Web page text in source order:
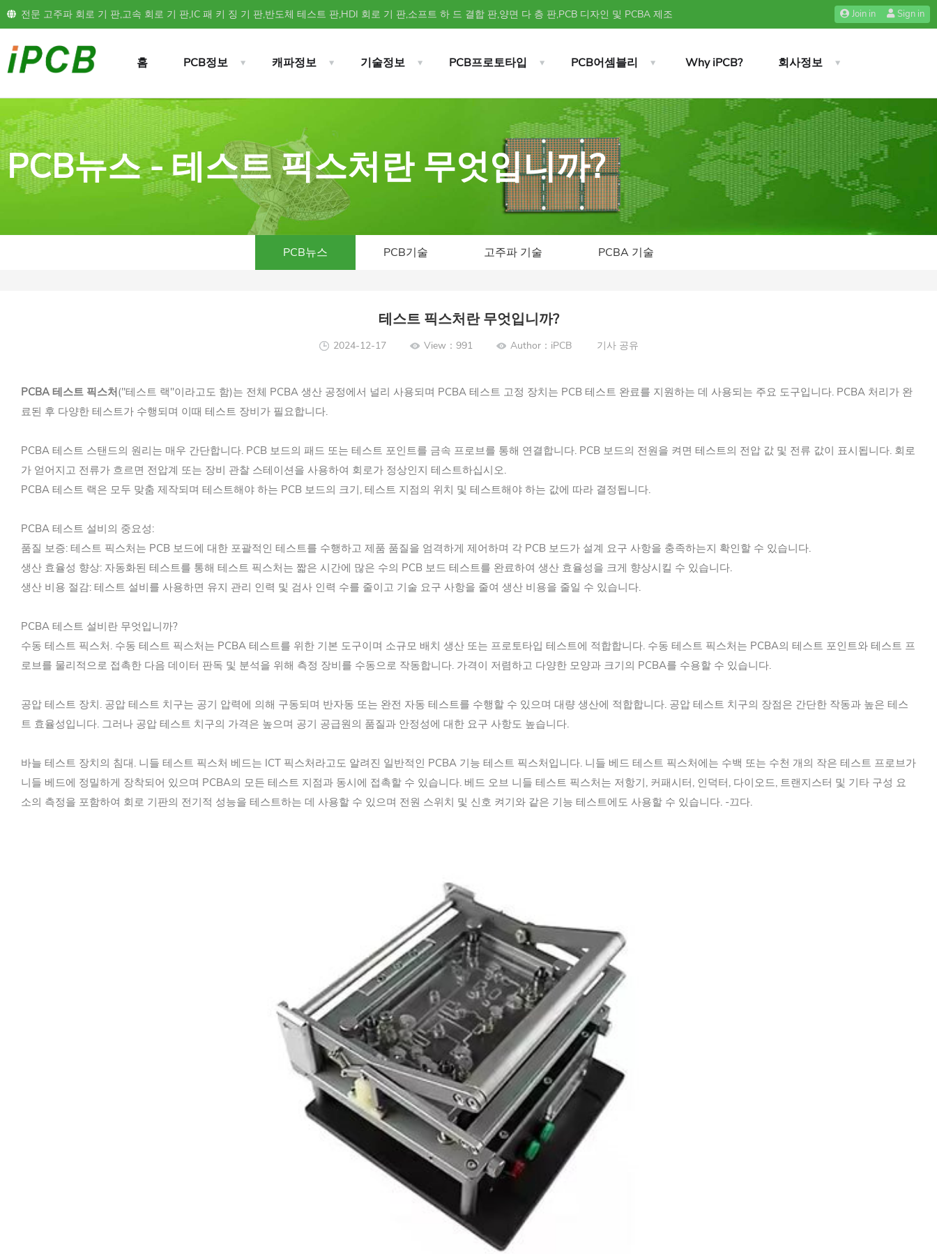
전문 고주파 회로 기 판,고속 회로 기 판,IC 패 키 징 기 판,반도체 테스트 판,HDI 회로 기 판,소프트 하 드 결합 판,양면 다 층 판,PCB 디자인 및 PCBA 제조 Join in Sign in
홈 PCB정보 캐파정보 기술정보 PCB프로토타입 PCB어셈블리 Why iPCB? 회사정보
PCB뉴스 - 테스트 픽스처란 무엇입니까?
PCB뉴스 PCB기술 고주파 기술 PCBA 기술
테스트 픽스처란 무엇입니까?
2024-12-17 View：991 Author：iPCB 기사 공유
PCBA테스트 픽스처 ("테스트 랙"이라고도 함)는 전체 PCBA 생산 공정에서 널리 사용되며 PCBA 테스트 고정 장치는 PCB 테스트 완료를 지원하는 데 사용되는 주요 도구입니다. PCBA 처리가 완
료된 후 다양한 테스트가 수행되며 이때 테스트 장비가 필요합니다.
PCBA 테스트 스탠드의 원리는 매우 간단합니다. PCB 보드의 패드 또는 테스트 포인트를 금속 프로브를 통해 연결합니다. PCB 보드의 전원을 켜면 테스트의 전압 값 및 전류 값이 표시됩니다. 회로
가 얻어지고 전류가 흐르면 전압계 또는 장비 관찰 스테이션을 사용하여 회로가 정상인지 테스트하십시오.
PCBA 테스트 랙은 모두 맞춤 제작되며 테스트해야 하는 PCB 보드의 크기, 테스트 지점의 위치 및 테스트해야 하는 값에 따라 결정됩니다.
PCBA 테스트 설비의 중요성:
품질 보증: 테스트 픽스처는 PCB 보드에 대한 포괄적인 테스트를 수행하고 제품 품질을 엄격하게 제어하며 각 PCB 보드가 설계 요구 사항을 충족하는지 확인할 수 있습니다.
생산 효율성 향상: 자동화된 테스트를 통해 테스트 픽스처는 짧은 시간에 많은 수의 PCB 보드 테스트를 완료하여 생산 효율성을 크게 향상시킬 수 있습니다.
생산 비용 절감: 테스트 설비를 사용하면 유지 관리 인력 및 검사 인력 수를 줄이고 기술 요구 사항을 줄여 생산 비용을 줄일 수 있습니다.
PCBA 테스트 설비란 무엇입니까?
수동 테스트 픽스처. 수동 테스트 픽스처는 PCBA 테스트를 위한 기본 도구이며 소규모 배치 생산 또는 프로토타입 테스트에 적합합니다. 수동 테스트 픽스처는 PCBA의 테스트 포인트와 테스트 프
로브를 물리적으로 접촉한 다음 데이터 판독 및 분석을 위해 측정 장비를 수동으로 작동합니다. 가격이 저렴하고 다양한 모양과 크기의 PCBA를 수용할 수 있습니다.
공압 테스트 장치. 공압 테스트 치구는 공기 압력에 의해 구동되며 반자동 또는 완전 자동 테스트를 수행할 수 있으며 대량 생산에 적합합니다. 공압 테스트 치구의 장점은 간단한 작동과 높은 테스
트 효율성입니다. 그러나 공압 테스트 치구의 가격은 높으며 공기 공급원의 품질과 안정성에 대한 요구 사항도 높습니다.
바늘 테스트 장치의 침대. 니들 테스트 픽스처 베드는 ICT 픽스처라고도 알려진 일반적인 PCBA 기능 테스트 픽스처입니다. 니들 베드 테스트 픽스처에는 수백 또는 수천 개의 작은 테스트 프로브가
니들 베드에 정밀하게 장착되어 있으며 PCBA의 모든 테스트 지점과 동시에 접촉할 수 있습니다. 베드 오브 니들 테스트 픽스처는 저항기, 커패시터, 인덕터, 다이오드, 트랜지스터 및 기타 구성 요
소의 측정을 포함하여 회로 기판의 전기적 성능을 테스트하는 데 사용할 수 있으며 전원 스위치 및 신호 켜기와 같은 기능 테스트에도 사용할 수 있습니다. -끄다.